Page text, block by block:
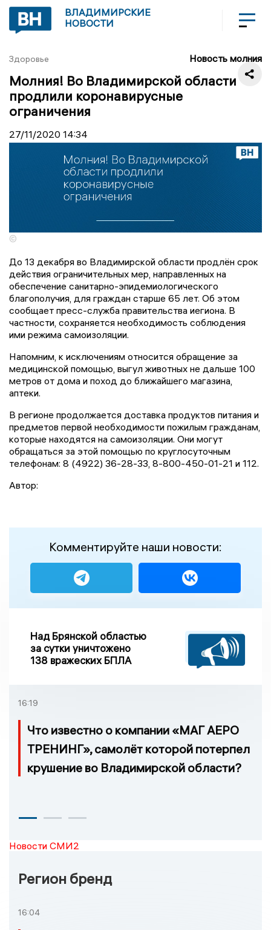
ВЛАДИМИРСКИЕ
НОВОСТИ
Здоровье Новость молния
Молния! Во Владимирской области
продлили коронавирусные
ограничения
27/11/2020 14:34
©
До 13 декабря во Владимирской области продлён срок
действия ограничительных мер, направленных на
обеспечение санитарно-эпидемиологического
благополучия, для граждан старше 65 лет. Об этом
сообщает пресс-служба правительства иегиона. В
частности, сохраняется необходимость соблюдения
ими режима самоизоляции.
Напомним, к исключениям относится обращение за
медицинской помощью, выгул животных не дальше 100
метров от дома и поход до ближайшего магазина,
аптеки.
В регионе продолжается доставка продуктов питания и
предметов первой необходимости пожилым гражданам,
которые находятся на самоизоляции. Они могут
обращаться за этой помощью по круглосуточным
телефонам: 8 (4922) 36-28-33, 8-800-450-01-21 и 112.
Автор:
Комментируйте наши новости:
Над Брянской областью
за сутки уничтожено
138 вражеских БПЛА
16:19
Что известно о компании «МАГ АЕРО
ТРЕНИНГ», самолёт которой потерпел
крушение во Владимирской области?
Новости СМИ2
Регион бренд
16:04